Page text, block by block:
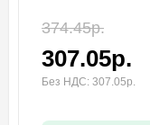
374.45р.
307.05р.
Без НДС: 307.05р.